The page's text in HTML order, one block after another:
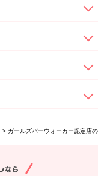
ガールズバーウォーカー認定店